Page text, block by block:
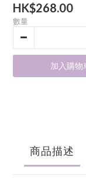
HK$268.00
數量
加入購物
商品描述